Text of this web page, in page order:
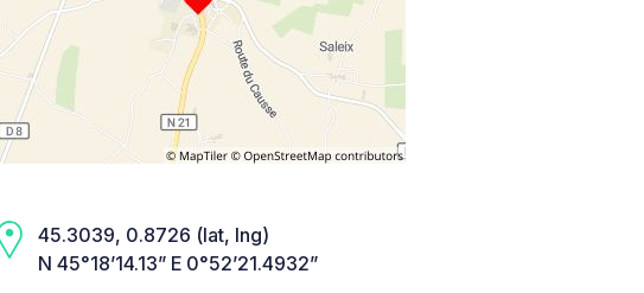
45.3039, 0.8726 (lat, lng)
N 45°18’14.13” E 0°52’21.4932”